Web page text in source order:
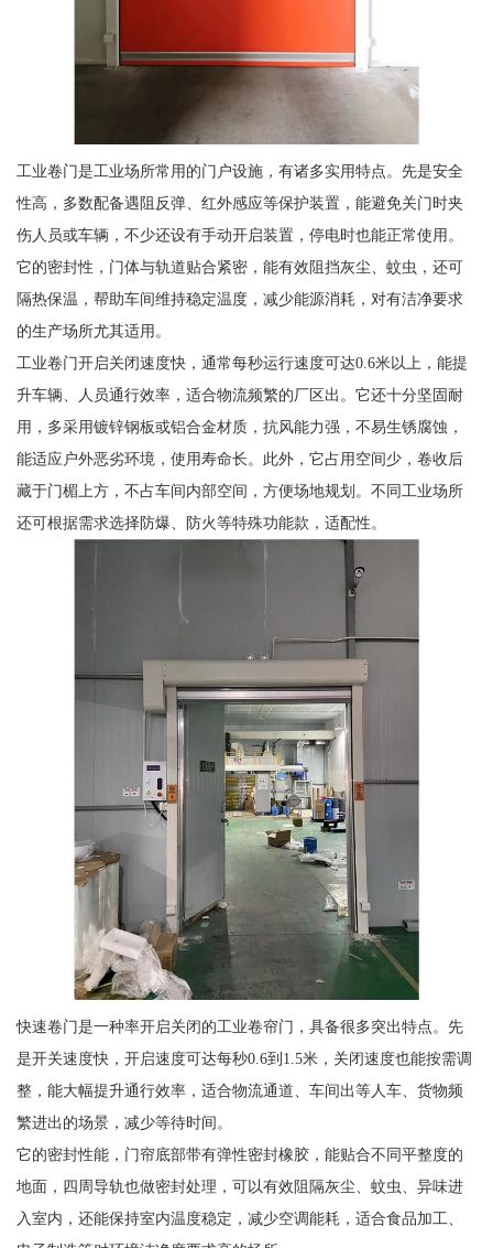
工业卷门是工业场所常用的门户设施，有诸多实用特点。先是安全
性高，多数配备遇阻反弹、红外感应等保护装置，能避免关门时夹
伤人员或车辆，不少还设有手动开启装置，停电时也能正常使用。
它的密封性，门体与轨道贴合紧密，能有效阻挡灰尘、蚊虫，还可
隔热保温，帮助车间维持稳定温度，减少能源消耗，对有洁净要求
的生产场所尤其适用。
工业卷门开启关闭速度快，通常每秒运行速度可达0.6米以上，能提
升车辆、人员通行效率，适合物流频繁的厂区出。它还十分坚固耐
用，多采用镀锌钢板或铝合金材质，抗风能力强，不易生锈腐蚀，
能适应户外恶劣环境，使用寿命长。此外，它占用空间少，卷收后
藏于门楣上方，不占车间内部空间，方便场地规划。不同工业场所
还可根据需求选择防爆、防火等特殊功能款，适配性。
快速卷门是一种率开启关闭的工业卷帘门，具备很多突出特点。先
是开关速度快，开启速度可达每秒0.6到1.5米，关闭速度也能按需调
整，能大幅提升通行效率，适合物流通道、车间出等人车、货物频
繁进出的场景，减少等待时间。
它的密封性能，门帘底部带有弹性密封橡胶，能贴合不同平整度的
地面，四周导轨也做密封处理，可以有效阻隔灰尘、蚊虫、异味进
入室内，还能保持室内温度稳定，减少空调能耗，适合食品加工、